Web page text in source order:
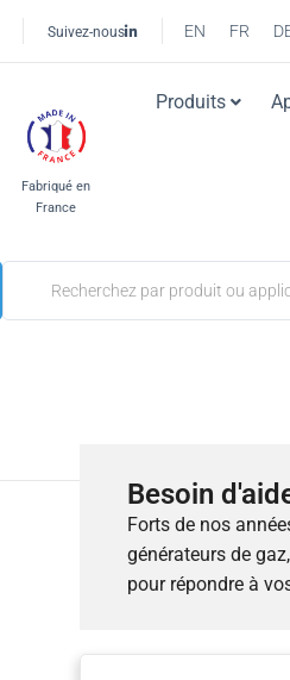
Suivez-nous EN FR
Fabriqué en
France
Produits
Besoin
Forts de nos
générateurs de
pour répondre à